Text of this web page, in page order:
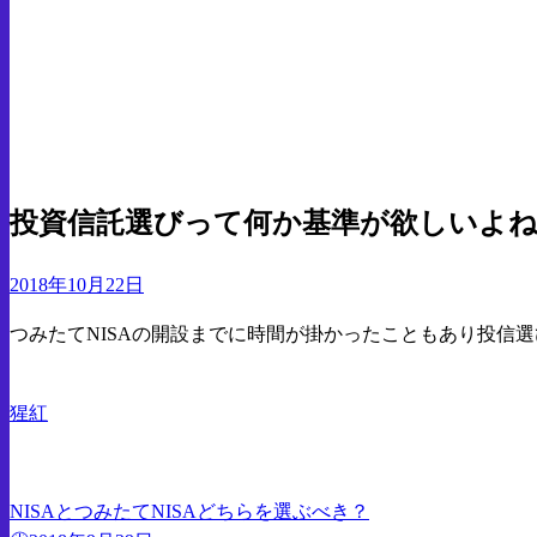
投資信託選びって何か基準が欲しいよ
投
日:
2018年10月22日
つみたてNISAの開設までに時間が掛かったこともあり投信選
猩紅
NISAとつみたてNISAどちらを選ぶべき？